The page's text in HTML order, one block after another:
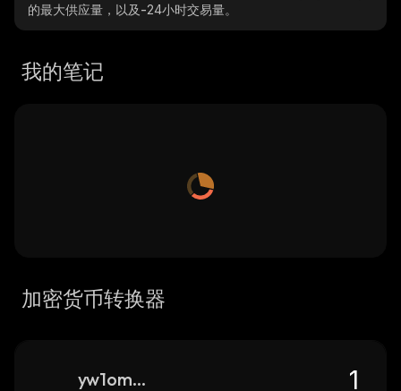
的最大供应量，以及-24小时交易量。
我的笔记
加密货币转换器
yw1omeqVnovfNrKkkXuVy5JYe2zNov2xHkqxcyYw3ej_solana